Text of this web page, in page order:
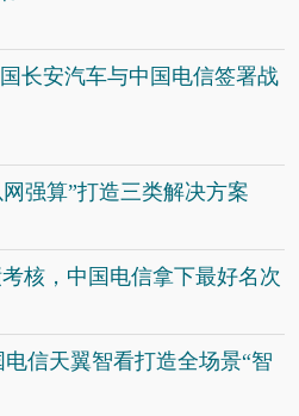
长安汽车与中国电信签署战
强算”打造三类解决方案
核，中国电信拿下最好名次
信天翼智看打造全场景“智